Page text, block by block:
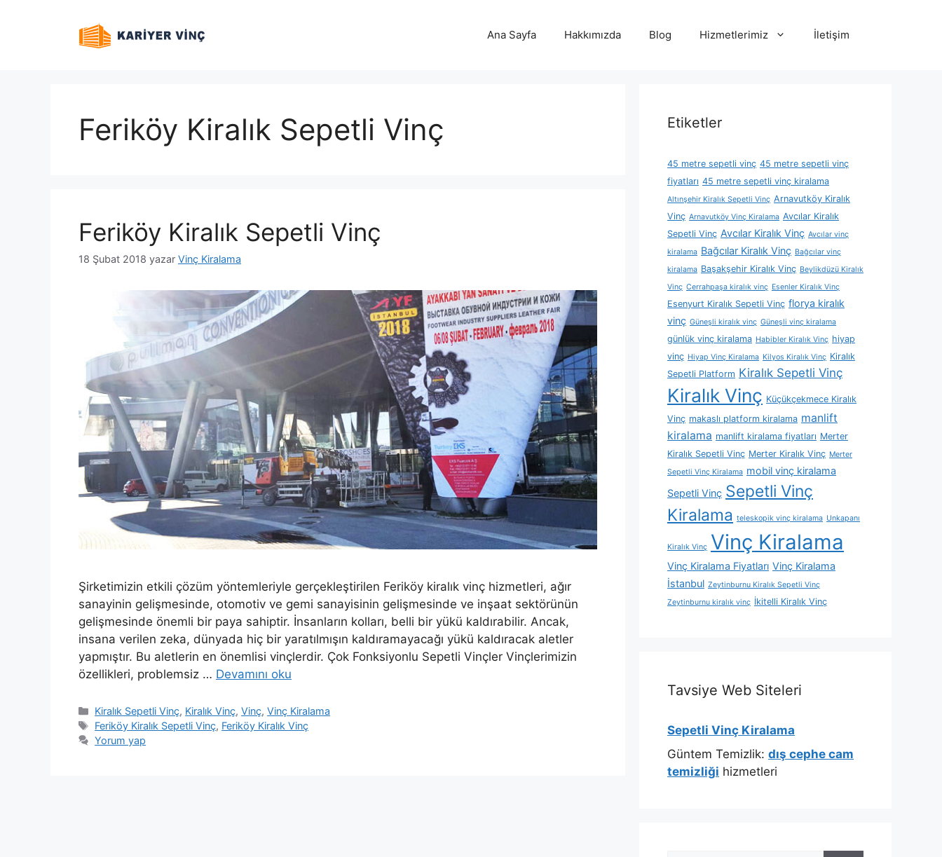
Ana Sayfa Hakkımızda Blog Hizmetlerimiz İletişim
Feriköy Kiralık Sepetli Vinç
Feriköy Kiralık Sepetli Vinç
18 Şubat 2018 yazar Vinç Kiralama
Şirketimizin etkili çözüm yöntemleriyle gerçekleştirilen Feriköy kiralık vinç hizmetleri, ağır
sanayinin gelişmesinde, otomotiv ve gemi sanayisinin gelişmesinde ve inşaat sektörünün
gelişmesinde önemli bir paya sahiptir. İnsanların kolları, belli bir yükü kaldırabilir. Ancak,
insana verilen zeka, dünyada hiç bir yaratılmışın kaldıramayacağı yükü kaldıracak aletler
yapmıştır. Bu aletlerin en önemlisi vinçlerdir. Çok Fonksiyonlu Sepetli Vinçler Vinçlerimizin
özellikleri, problemsiz … Devamını oku
Kategoriler
Kiralık Sepetli Vinç, Kiralık Vinç,Vinç,Vinç Kiralama
Etiketler
Feriköy Kiralık Sepetli Vinç, Feriköy Kiralık Vinç
Yorum yap
Etiketler
45 metre sepetli vinç 45 metre sepetli vinç
fiyatları 45 metre sepetli vinç kiralama
Altınşehir Kiralık Sepetli Vinç Arnavutköy Kiralık
Vinç Arnavutköy Vinç Kiralama Avcılar Kiralık
Sepetli Vinç Avcılar Kiralık Vinç Avcılar vinç
kiralama Bağcılar Kiralık Vinç Bağcılar vinç
kiralama Başakşehir Kiralık Vinç Beylikdüzü Kiralık
Vinç Cerrahpaşa kiralık vinç Esenler Kiralık Vinç
Esenyurt Kiralık Sepetli Vinç florya kiralık
vinç Güneşli kiralık vinç Güneşli vinç kiralama
günlük vinç kiralama Habibler Kiralık Vinç hiyap
vinç Hiyap Vinç Kiralama Kilyos Kiralık Vinç Kiralık
Sepetli Platform Kiralık Sepetli Vinç
Kiralık Vinç Küçükçekmece Kiralık
Vinç makaslı platform kiralama manlift
kiralama manlift kiralama fiyatları Merter
Kiralık Sepetli Vinç Merter Kiralık Vinç Merter
Sepetli Vinç Kiralama mobil vinç kiralama
Sepetli Vinç Sepetli Vinç
Kiralama teleskopik vinç kiralama Unkapanı
Kiralık Vinç Vinç Kiralama
Vinç Kiralama Fiyatları Vinç Kiralama
İstanbul Zeytinburnu Kiralık Sepetli Vinç
Zeytinburnu kiralık vinç İkitelli Kiralık Vinç
Tavsiye Web Siteleri
Sepetli Vinç Kiralama
Güntem Temizlik: dış cephe cam
temizliği hizmetleri